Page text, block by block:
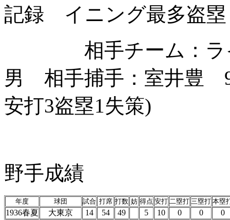
記録 イニング最多盗
相手チーム：ライ
男 相手捕手：室井豊 9
安打3盗塁1失策)
野手成績
年度 球団 試合 打席 打数 妨 得点 安打 二塁打 三塁打 本塁
1936春夏 大東京 14 54 49 5 10 0 0
0